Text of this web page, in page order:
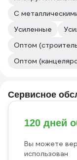
С
Усиленные
Оптом
Оптом
Сервисное
120 дней
Вы можете
использован